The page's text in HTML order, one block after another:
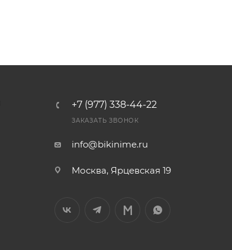
+7 (977) 338-44-22
ЗАКАЗАТЬ ЗВОНОК
info@bikinime.ru
Москва, Ярцевская 19